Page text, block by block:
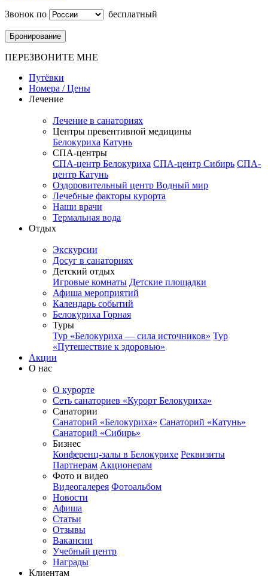
Звонок по
бесплатный
Бронирование
ПЕРЕЗВОНИТЕ МНЕ
Путёвки
Номера / Цены
Лечение
Лечение в санаториях
Центры превентивной медицины
Белокуриха Катунь
СПА-центры
СПА-центр Белокуриха СПА-центр Сибирь СПА-
центр Катунь
Оздоровительный центр Водный мир
Лечебные факторы курорта
Наши врачи
Термальная вода
Отдых
Экскурсии
Досуг в санаториях
Детский отдых
Игровые комнаты Детские площадки
Афиша мероприятий
Календарь событий
Белокуриха Горная
Туры
Тур «Белокуриха — сила источников» Тур
«Путешествие к здоровью»
Акции
О нас
О курорте
Сеть санаториев «Курорт Белокуриха»
Санатории
Санаторий «Белокуриха» Санаторий «Катунь»
Санаторий «Сибирь»
Бизнес
Конференц-залы в Белокурихе Реквизиты
Партнерам Акционерам
Фото и видео
Видеогалерея Фотоальбом
Новости
Афиша
Статьи
Отзывы
Вакансии
Учебный центр
Награды
Клиентам